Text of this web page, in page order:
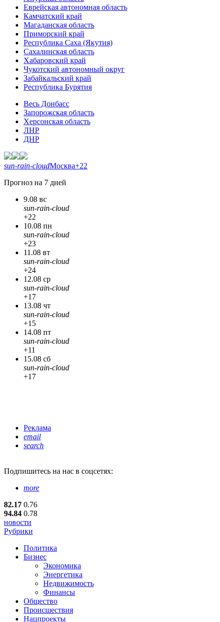
Еврейская автономная область
Камчатский край
Магаданская область
Приморский край
Республика Саха (Якутия)
Сахалинская область
Хабаровский край
Чукотский автономный округ
Забайкальский край
Республика Бурятия
Весь Донбасс
Запорожская область
Херсонская область
ЛНР
ДНР
sun-rain-cloudМосква+22
Прогноз на 7 дней
9.08 вс
sun-rain-cloud
+22
10.08 пн
sun-rain-cloud
+23
11.08 вт
sun-rain-cloud
+24
12.08 ср
sun-rain-cloud
+17
13.08 чт
sun-rain-cloud
+15
14.08 пт
sun-rain-cloud
+11
15.08 сб
sun-rain-cloud
+17
Реклама
email
search
Подпишитесь на нас в соцсетях:
more
82.17 0.76
94.84 0.78
новости
Рубрики
Политика
Бизнес
Экономика
Энергетика
Недвижимость
Финансы
Общество
Происшествия
Нацпроекты